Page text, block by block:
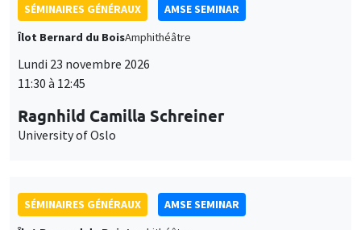
SÉMINAIRES GÉNÉRAUX
AMSE SEMINAR
Îlot Bernard du BoisAmphithéâtre
Lundi 23 novembre 2026
11:30 à 12:45
Ragnhild Camilla Schreiner
University of Oslo
SÉMINAIRES GÉNÉRAUX
AMSE SEMINAR